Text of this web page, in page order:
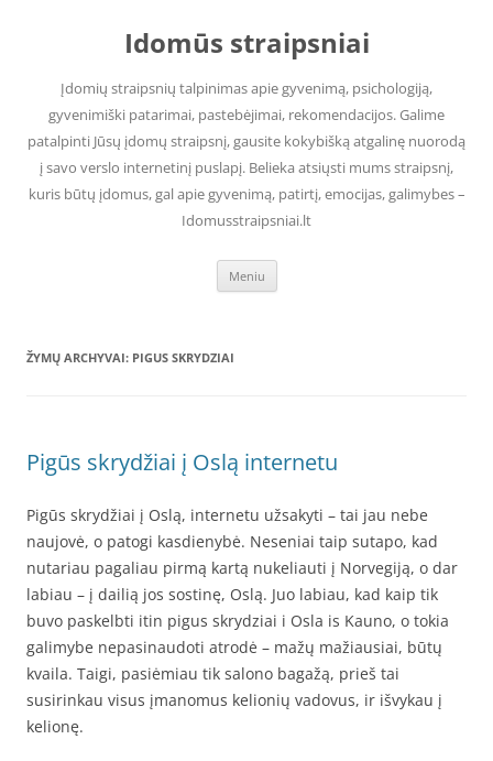
Idomūs straipsniai
Įdomių straipsnių talpinimas apie gyvenimą, psichologiją,
gyvenimiški patarimai, pastebėjimai, rekomendacijos. Galime
patalpinti Jūsų įdomų straipsnį, gausite kokybišką atgalinę nuorodą
į savo verslo internetinį puslapį. Belieka atsiųsti mums straipsnį,
kuris būtų įdomus, gal apie gyvenimą, patirtį, emocijas, galimybes –
Idomusstraipsniai.lt
Meniu
ŽYMŲ ARCHYVAI: PIGUS SKRYDZIAI
Pigūs skrydžiai į Oslą internetu
Pigūs skrydžiai į Oslą, internetu užsakyti – tai jau nebe
naujovė, o patogi kasdienybė. Neseniai taip sutapo, kad
nutariau pagaliau pirmą kartą nukeliauti į Norvegiją, o dar
labiau – į dailią jos sostinę, Oslą. Juo labiau, kad kaip tik
buvo paskelbti itin pigus skrydziai i Osla is Kauno, o tokia
galimybe nepasinaudoti atrodė – mažų mažiausiai, būtų
kvaila. Taigi, pasiėmiau tik salono bagažą, prieš tai
susirinkau visus įmanomus kelionių vadovus, ir išvykau į
kelionę.